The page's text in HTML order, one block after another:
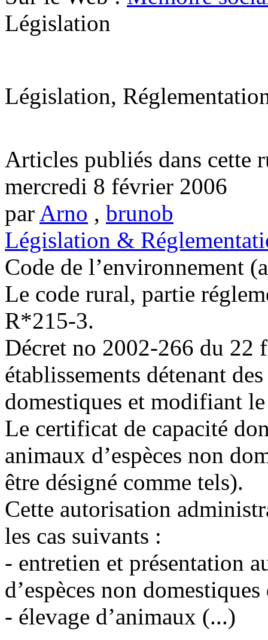
Législation
Législation,
Articles publiés dans cette
mercredi 8 février 2006
par Arno , brunob
Législation &
Code de l’environnement
Le code rural, partie
R*215-3.
Décret no 2002-266 du 22
établissements détenant
domestiques et modifiant
Le certificat de capacité
animaux d’espèces non
être désigné comme tels).
Cette autorisation
les cas suivants :
- entretien et présentation
d’espèces non
- élevage d’animaux (...)